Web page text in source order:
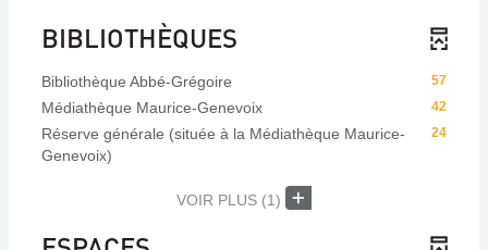
BIBLIOTHÈQUES
57
Bibliothèque Abbé-Grégoire
42
Médiathèque Maurice-Genevoix
24
Réserve générale (située à la Médiathèque Maurice-
Genevoix)
VOIR PLUS (1)